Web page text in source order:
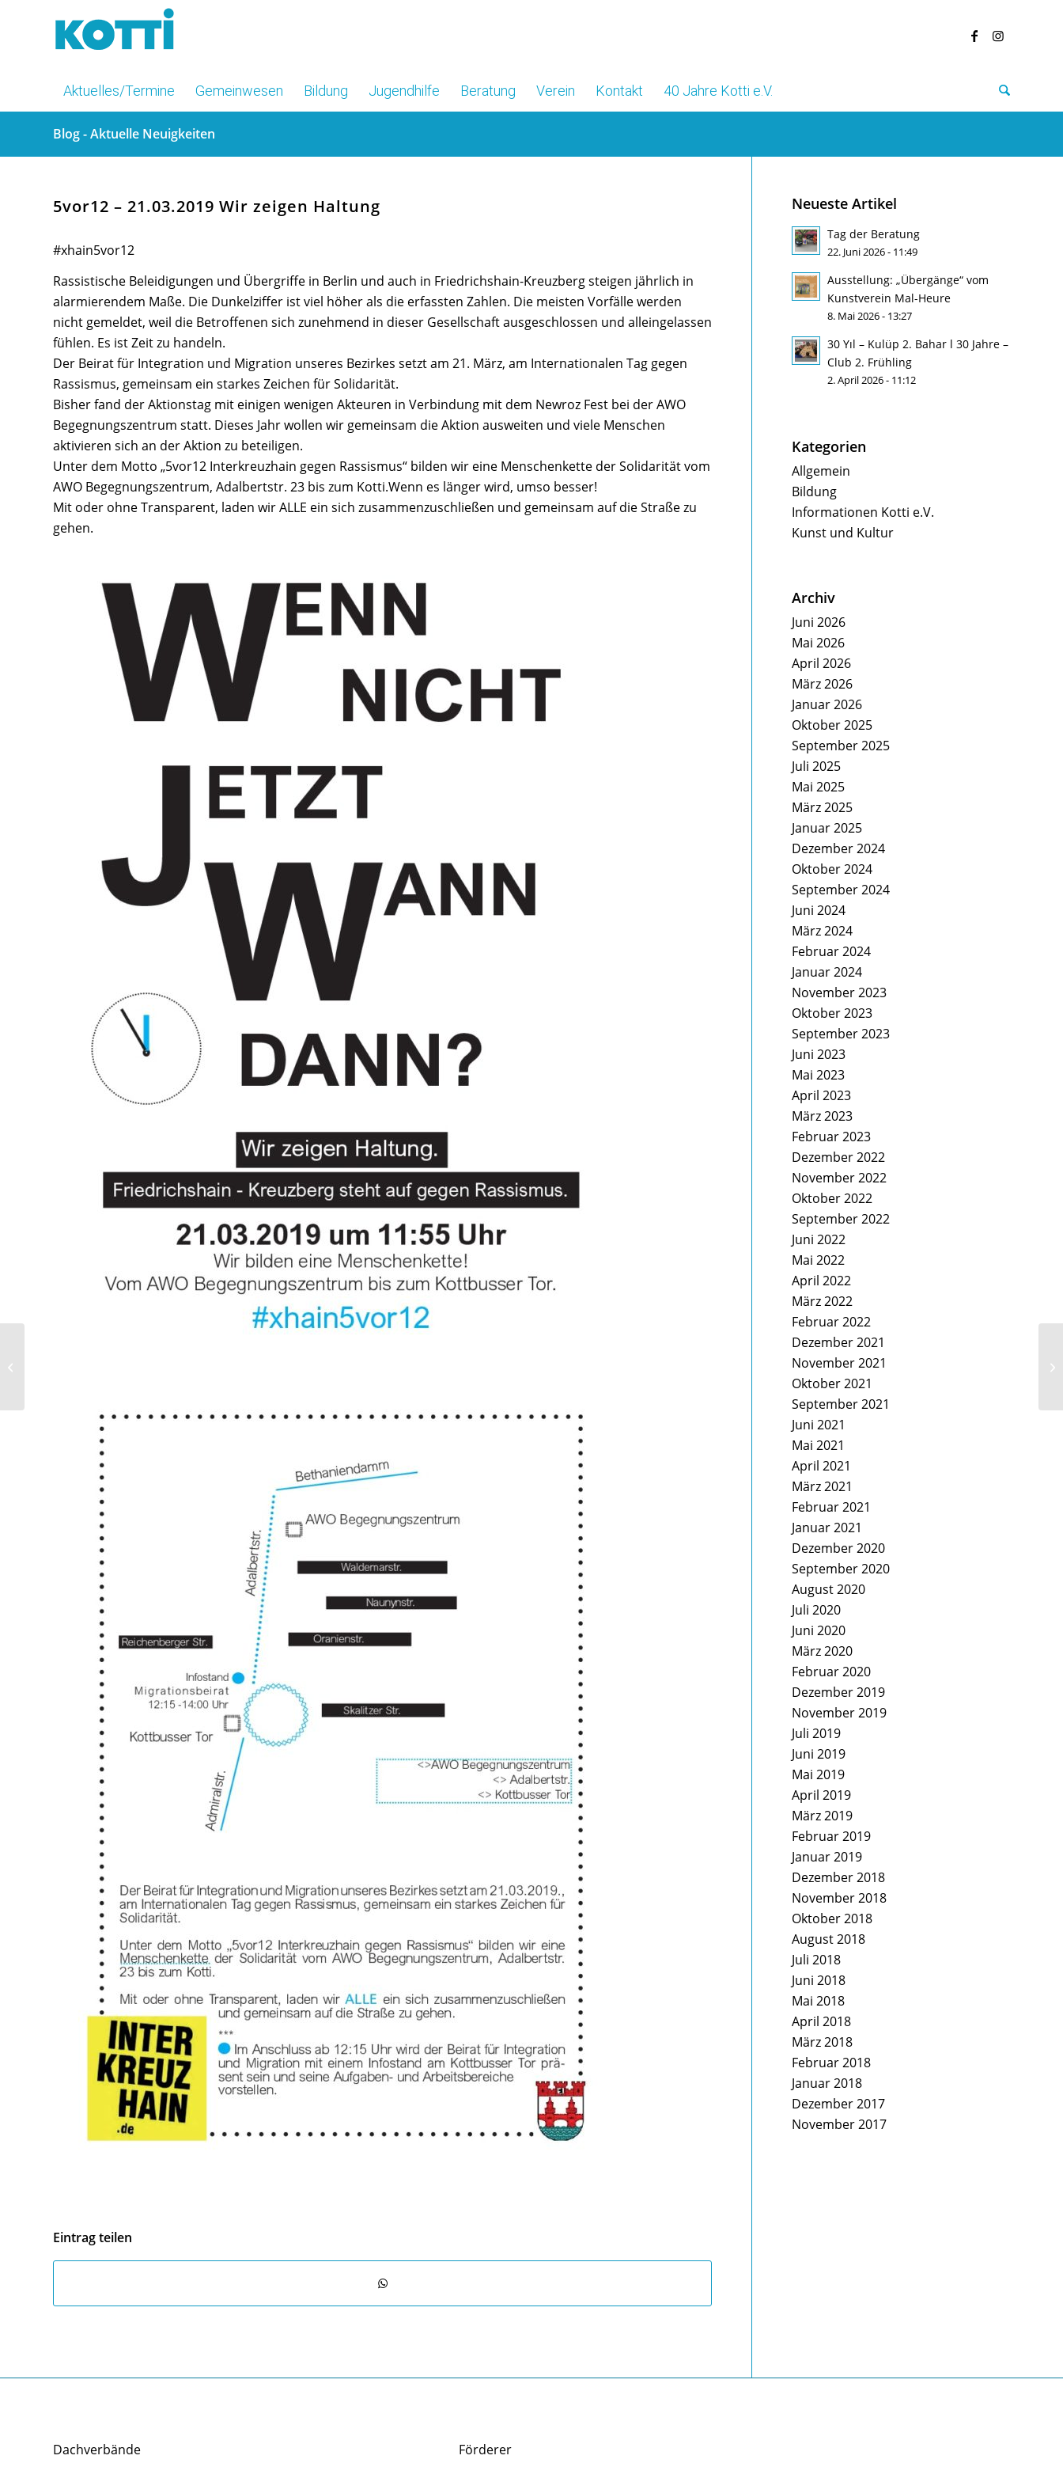
Aktuelles/Termine Gemeinwesen Bildung Jugendhilfe Beratung Verein Kontakt 40 Jahre Kotti e.V.
Blog - Aktuelle Neuigkeiten
5vor12 – 21.03.2019 Wir zeigen Haltung
#xhain5vor12
Rassistische Beleidigungen und Übergriffe in Berlin und auch in Friedrichshain-Kreuzberg steigen jährlich in
alarmierendem Maße. Die Dunkelziffer ist viel höher als die erfassten Zahlen. Die meisten Vorfälle werden
nicht gemeldet, weil die Betroffenen sich zunehmend in dieser Gesellschaft ausgeschlossen und alleingelassen
fühlen. Es ist Zeit zu handeln.
Der Beirat für Integration und Migration unseres Bezirkes setzt am 21. März, am Internationalen Tag gegen
Rassismus, gemeinsam ein starkes Zeichen für Solidarität.
Bisher fand der Aktionstag mit einigen wenigen Akteuren in Verbindung mit dem Newroz Fest bei der AWO
Begegnungszentrum statt. Dieses Jahr wollen wir gemeinsam die Aktion ausweiten und viele Menschen
aktivieren sich an der Aktion zu beteiligen.
Unter dem Motto „5vor12 Interkreuzhain gegen Rassismus“ bilden wir eine Menschenkette der Solidarität vom
AWO Begegnungszentrum, Adalbertstr. 23 bis zum Kotti.Wenn es länger wird, umso besser!
Mit oder ohne Transparent, laden wir ALLE ein sich zusammenzuschließen und gemeinsam auf die Straße zu
gehen.
Eintrag teilen
Neueste Artikel
Tag der Beratung
22. Juni 2026 - 11:49
Ausstellung: „Übergänge“ vom
Kunstverein Mal-Heure
8. Mai 2026 - 13:27
30 Yıl – Kulüp 2. Bahar l 30 Jahre –
Club 2. Frühling
2. April 2026 - 11:12
Kategorien
Allgemein
Bildung
Informationen Kotti e.V.
Kunst und Kultur
Archiv
Juni 2026
Mai 2026
April 2026
März 2026
Januar 2026
Oktober 2025
September 2025
Juli 2025
Mai 2025
März 2025
Januar 2025
Dezember 2024
Oktober 2024
September 2024
Juni 2024
März 2024
Februar 2024
Januar 2024
November 2023
Oktober 2023
September 2023
Juni 2023
Mai 2023
April 2023
März 2023
Februar 2023
Dezember 2022
November 2022
Oktober 2022
September 2022
Juni 2022
Mai 2022
April 2022
März 2022
Februar 2022
Dezember 2021
November 2021
Oktober 2021
September 2021
Juni 2021
Mai 2021
April 2021
März 2021
Februar 2021
Januar 2021
Dezember 2020
September 2020
August 2020
Juli 2020
Juni 2020
März 2020
Februar 2020
Dezember 2019
November 2019
Juli 2019
Juni 2019
Mai 2019
April 2019
März 2019
Februar 2019
Januar 2019
Dezember 2018
November 2018
Oktober 2018
August 2018
Juli 2018
Juni 2018
Mai 2018
April 2018
März 2018
Februar 2018
Januar 2018
Dezember 2017
November 2017
Dachverbände Förderer